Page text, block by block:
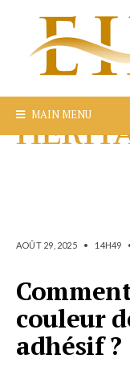
MAIN MENU
AOÛT 29, 2025 • 14H49
couleur
adhésif ?